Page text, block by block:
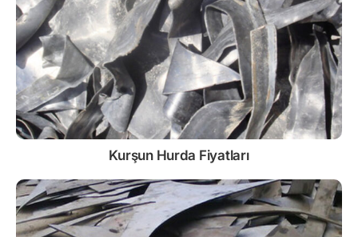
Kurşun Hurda Fiyatları